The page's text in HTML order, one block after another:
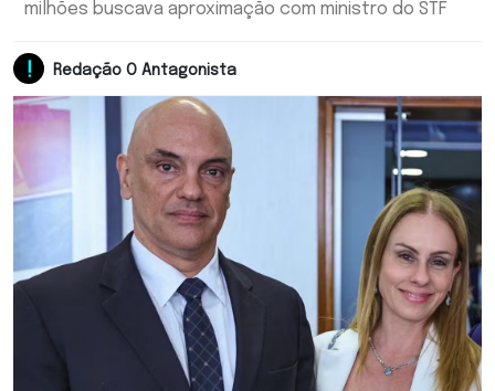
milhões buscava aproximação com ministro do STF
Redação O Antagonista